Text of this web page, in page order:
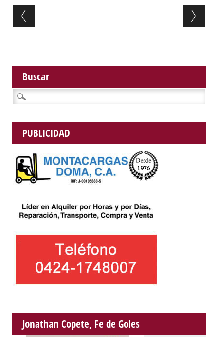
Post navigation
Buscar
Buscar:
PUBLICIDAD
Jonathan Copete, Fe de Goles